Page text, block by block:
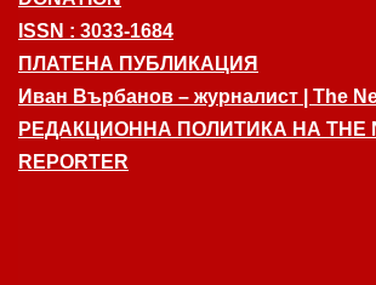
ISSN : 3033-1684
ПЛАТЕНА ПУБЛИКАЦИЯ
Иван Върбанов – журналист | The
РЕДАКЦИОННА ПОЛИТИКА НА THE
REPORTER